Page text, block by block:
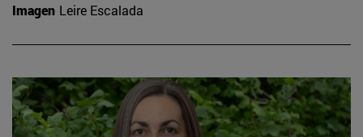
Imagen Leire Escalada